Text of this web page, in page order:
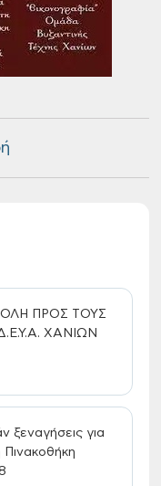
ΠΡΟΣ ΤΟΥΣ
ΧΑΝΙΩΝ
ξεναγήσεις για
Πινακοθήκη